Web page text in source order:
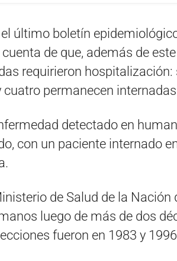
último boletín
de que, además de
requirieron hospitalización:
permanecen
detectado en
con un paciente internado
de Salud de la Nación
luego de más de dos
fueron en 1983 y